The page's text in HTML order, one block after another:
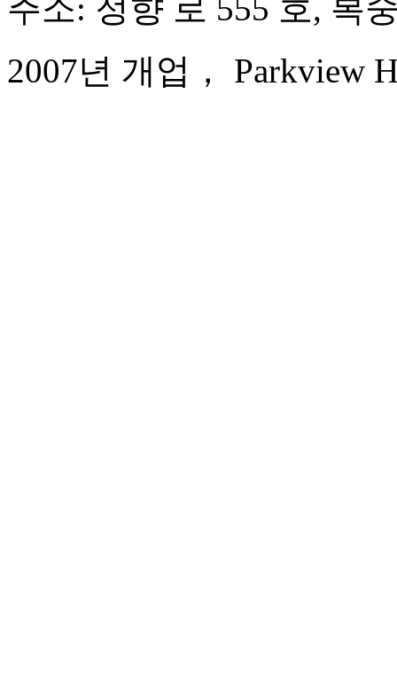
주소: 정향 로 555 호, 복
2007년 개업， Parkview